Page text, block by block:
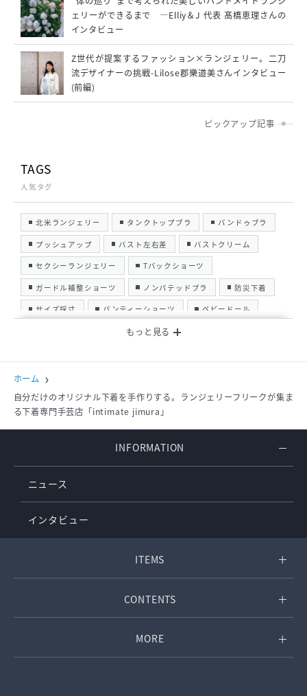
ェリーができるまで ―Elliy＆J 代表 髙橋恵理さんの
インタビュー
Z世代が提案するファッション×ランジェリー。二刀
流デザイナーの挑戦-Lilose郡樂道美さんインタビュー
(前編)
ピックアップ記事
TAGS
人気タグ
北米ランジェリー タンクトップブラ バンドゥブラ
プッシュアップ バスト左右差 バストクリーム
セクシーランジェリー Tバックショーツ
ガードル補整ショーツ ノンパテッドブラ 防災下着
サイズ採寸 パンティーショーツ ベビードール
名古屋
ホーム
自分だけのオリジナル下着を手作りする。ランジェリーフリークが集ま
る下着専門手芸店「intimate jimura」
INFORMATION
ニュース
インタビュー
ITEMS
CONTENTS
MORE